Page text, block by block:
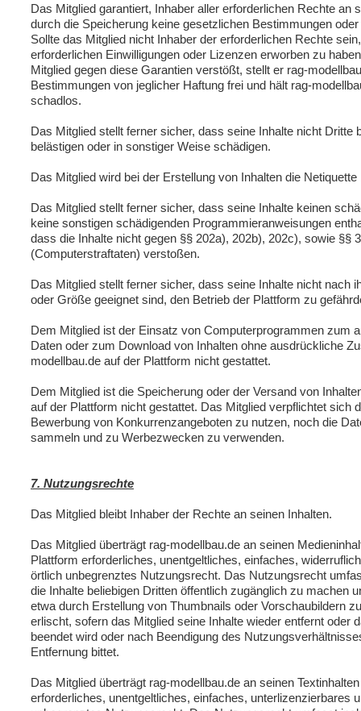
Das Mitglied garantiert, Inhaber aller erforderlichen Rechte an
durch die Speicherung keine gesetzlichen Bestimmungen
Sollte das Mitglied nicht Inhaber der erforderlichen Rechte
erforderlichen Einwilligungen oder Lizenzen erworben zu
Mitglied gegen diese Garantien verstößt, stellt er rag-
Bestimmungen von jeglicher Haftung frei und hält rag-
schadlos.
Das Mitglied stellt ferner sicher, dass seine Inhalte nicht Dritte
belästigen oder in sonstiger Weise schädigen.
Das Mitglied wird bei der Erstellung von Inhalten die
Das Mitglied stellt ferner sicher, dass seine Inhalte keinen
keine sonstigen schädigenden Programmieranweisungen
dass die Inhalte nicht gegen §§ 202a), 202b), 202c), sowie §§
(Computerstraftaten) verstoßen.
Das Mitglied stellt ferner sicher, dass seine Inhalte nicht nach
oder Größe geeignet sind, den Betrieb der Plattform zu
Dem Mitglied ist der Einsatz von Computerprogrammen zum
Daten oder zum Download von Inhalten ohne ausdrückliche
modellbau.de auf der Plattform nicht gestattet.
Dem Mitglied ist die Speicherung oder der Versand von
auf der Plattform nicht gestattet. Das Mitglied verpflichtet sich
Bewerbung von Konkurrenzangeboten zu nutzen, noch die
sammeln und zu Werbezwecken zu verwenden.
7. Nutzungsrechte
Das Mitglied bleibt Inhaber der Rechte an seinen Inhalten.
Das Mitglied überträgt rag-modellbau.de an seinen
Plattform erforderliches, unentgeltliches, einfaches,
örtlich unbegrenztes Nutzungsrecht. Das Nutzungsrecht
die Inhalte beliebigen Dritten öffentlich zugänglich zu machen
etwa durch Erstellung von Thumbnails oder Vorschaubildern
erlischt, sofern das Mitglied seine Inhalte wieder entfernt oder
beendet wird oder nach Beendigung des
Entfernung bittet.
Das Mitglied überträgt rag-modellbau.de an seinen
erforderliches, unentgeltliches, einfaches, unterlizenzierbares